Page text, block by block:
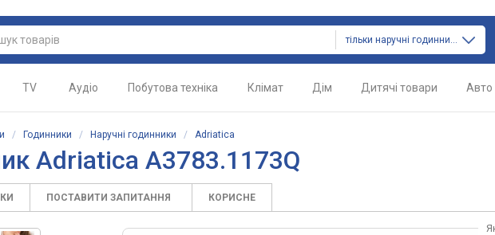
тільки наручні годинники
TV Аудіо Побутова техніка Клімат Дім Дитячі товари Авто
/ Годинники / Наручні годинники / Adriatica
Adriatica A3783.1173Q
ПОСТАВИТИ ЗАПИТАННЯ КОРИСНЕ